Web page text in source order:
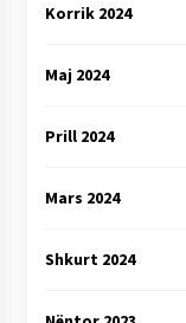
Korrik 2024
Maj 2024
Prill 2024
Mars 2024
Shkurt 2024